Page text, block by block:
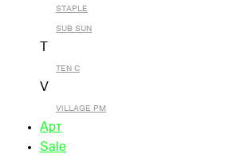
STAPLE
SUB SUN
TEN C
V
VILLAGE PM
Арт
Sale